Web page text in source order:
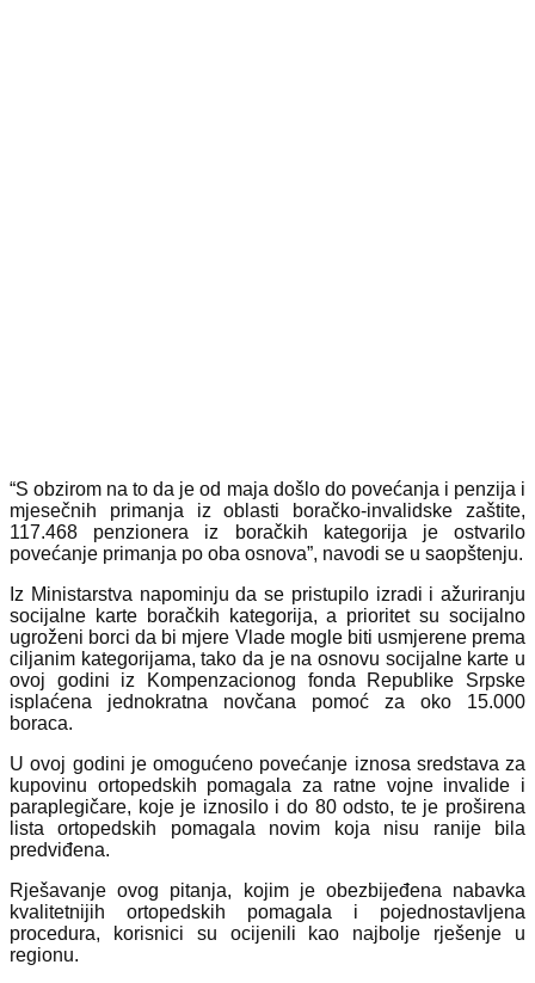
“S obzirom na to da je od maja došlo do povećanja i penzija i
mjesečnih primanja iz oblasti boračko-invalidske zaštite,
117.468 penzionera iz boračkih kategorija je ostvarilo
povećanje primanja po oba osnova”, navodi se u saopštenju.
Iz Ministarstva napominju da se pristupilo izradi i ažuriranju
socijalne karte boračkih kategorija, a prioritet su socijalno
ugroženi borci da bi mjere Vlade mogle biti usmjerene prema
ciljanim kategorijama, tako da je na osnovu socijalne karte u
ovoj godini iz Kompenzacionog fonda Republike Srpske
isplaćena jednokratna novčana pomoć za oko 15.000
boraca.
U ovoj godini je omogućeno povećanje iznosa sredstava za
kupovinu ortopedskih pomagala za ratne vojne invalide i
paraplegičare, koje je iznosilo i do 80 odsto, te je proširena
lista ortopedskih pomagala novim koja nisu ranije bila
predviđena.
Rješavanje ovog pitanja, kojim je obezbijeđena nabavka
kvalitetnijih ortopedskih pomagala i pojednostavljena
procedura, korisnici su ocijenili kao najbolje rješenje u
regionu.